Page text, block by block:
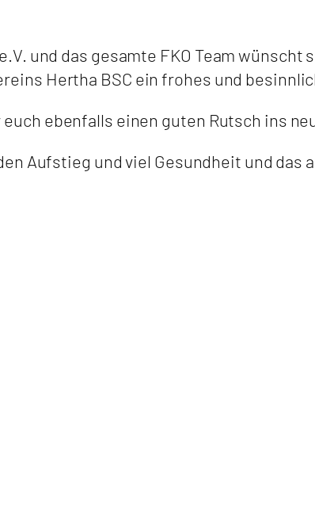
und das gesamte FKO Team
Hertha BSC ein frohes und
ebenfalls einen guten Rutsch ins
Aufstieg und viel Gesundheit und das